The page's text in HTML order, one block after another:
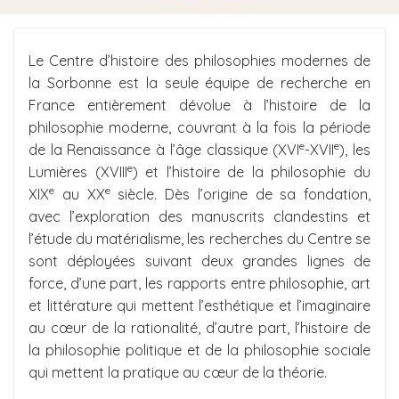
Le Centre d’histoire des philosophies modernes de
la Sorbonne est la seule équipe de recherche en
France entièrement dévolue à l’histoire de la
philosophie moderne, couvrant à la fois la période
de la Renaissance à l’âge classique (XVIe-XVIIe), les
Lumières (XVIIIe) et l’histoire de la philosophie du
XIXe au XXesiècle. Dès l’origine de sa fondation,
avec l’exploration des manuscrits clandestins et
l’étude du matérialisme, les recherches du Centre se
sont déployées suivant deux grandes lignes de
force, d’une part, les rapports entre philosophie, art
et littérature qui mettent l’esthétique et l’imaginaire
au cœur de la rationalité, d’autre part, l’histoire de
la philosophie politique et de la philosophie sociale
qui mettent la pratique au cœur de la théorie.